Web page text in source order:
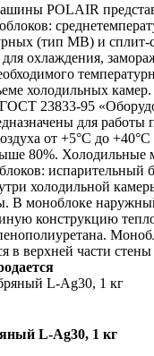
POLAIR
(тип МВ) и сплит-
охлаждения,
холодильных
ГОСТ 23833-95
для работы
от +5°C до +40°C
80%. Холодильные
испарительный
холодильной
В моноблоке
конструкцию
в верхней части
L-Ag30, 1 кг